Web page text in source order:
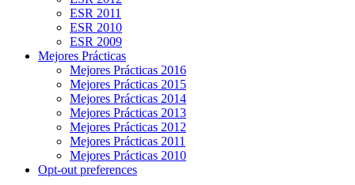
ESR 2011
ESR 2010
ESR 2009
Mejores Prácticas
Mejores Prácticas 2016
Mejores Prácticas 2015
Mejores Prácticas 2014
Mejores Prácticas 2013
Mejores Prácticas 2012
Mejores Prácticas 2011
Mejores Prácticas 2010
Opt-out preferences